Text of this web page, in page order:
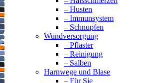
– Husten
– Immunsystem
– Schnupfen
Wundversorgung
– Pflaster
– Reinigung
– Salben
Harnwege und Blase
– Für Sie